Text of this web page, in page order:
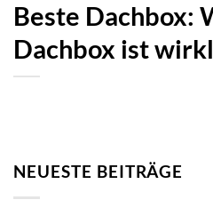
Beste Dachbox:
Dachbox ist
NEUESTE BEITRÄGE